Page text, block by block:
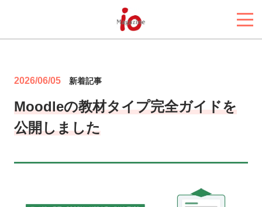
2026/06/05 新着記事
Moodleの教材タイプ完全ガイドを
公開しました